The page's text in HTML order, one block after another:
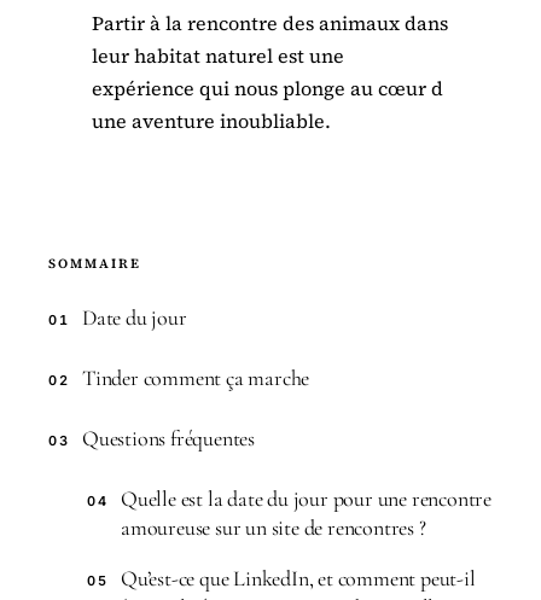
Partir à la rencontre des animaux dans
leur habitat naturel est une
expérience qui nous plonge au cœur d
une aventure inoubliable.
SOMMAIRE
01 Date du jour
02 Tinder comment ça marche
03 Questions fréquentes
04
Quelle est la date du jour pour une rencontre
amoureuse sur un site de rencontres ?
05
Qu’est-ce que LinkedIn, et comment peut-il